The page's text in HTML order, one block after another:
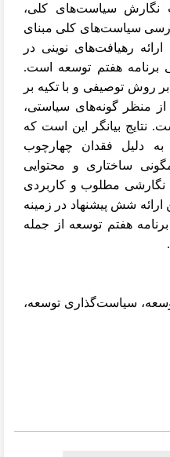
نگارش سیاست‌های کلی،
سیاست‌های کلی مبنای
رهیافت‌های نوینی در
هفتم توسعه است.
روش توصیفی و با تکیه بر
منظر گونه‌های سیاستی،
نتایج بیانگر این است که
دلیل فقدان چهارچوب
ساختاری و محتوایی
مطلوب و کاربردی
ارائه شش پیشنهاد در زمینه
هفتم توسعه از جمله
سیاست‌گذاری توسعه،